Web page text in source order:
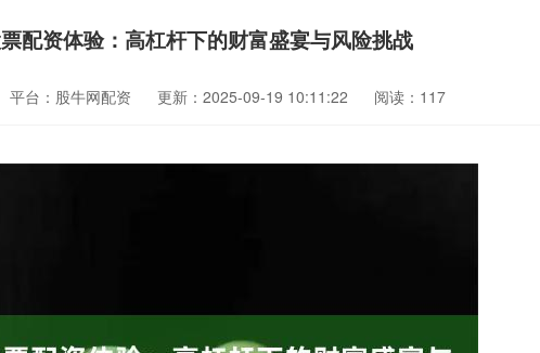
配资体验：高杠杆下的财富盛宴与风险挑战
平台：股牛网配资 更新：2025-09-19 10:11:22 阅读：117